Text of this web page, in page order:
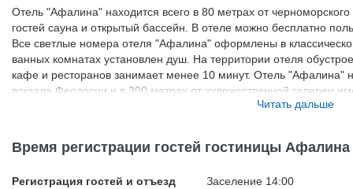
Отель "Афалина" находится всего в 80 метрах от
гостей сауна и открытый бассейн. В отеле можно бесплатно
Все светлые номера отеля "Афалина" оформлены в
ванных комнатах установлен душ. На территории отеля
кафе и ресторанов занимает менее 10 минут. Отель "Афалина"
вокзала Феодосии и в 300 метрах от художественной галереи
Читать дальше
Время регистрации гостей гостиницы Афалина
Регистрация гостей и отъезд Заселение 14:00